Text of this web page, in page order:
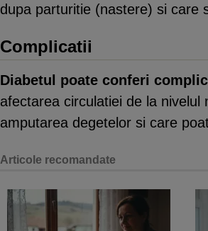
dupa parturitie (nastere) si care
Complicatii
Diabetul poate conferi
afectarea circulatiei de la
amputarea degetelor si care
Articole recomandate